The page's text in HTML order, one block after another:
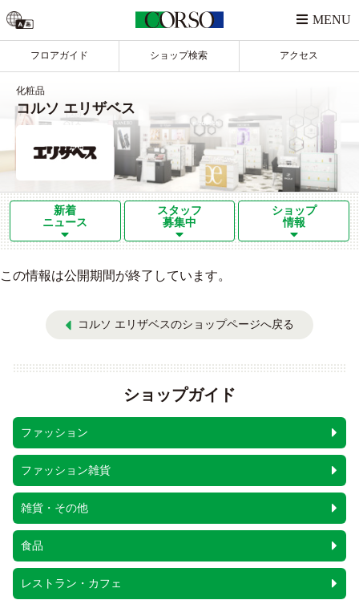
フロアガイド ショップ検索 アクセス
化粧品
コルソ エリザベス
新着
ニュース
スタッフ
募集中
ショップ
情報
この情報は公開期間が終了しています。
コルソ エリザベスのショップページへ戻る
ショップガイド
ファッション
ファッション雑貨
雑貨・その他
食品
レストラン・カフェ